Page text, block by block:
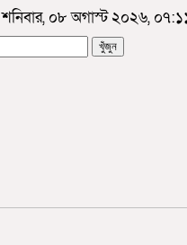
শনিবার, ০৮ অগাস্ট ২০২৬,
খুঁজুন